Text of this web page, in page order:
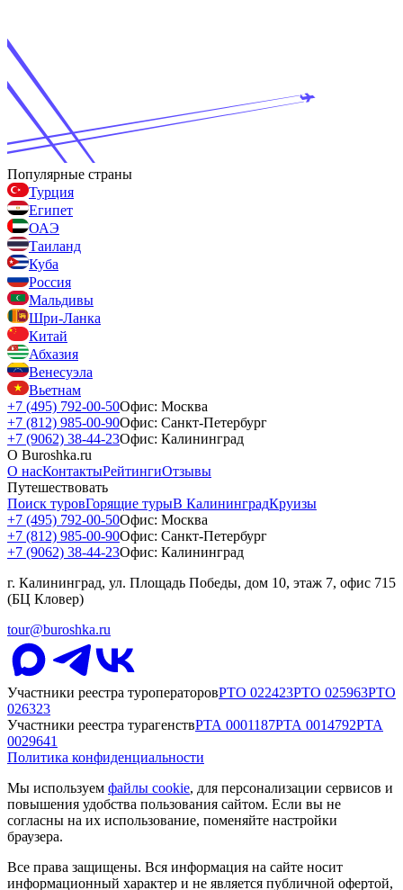
Популярные страны
Турция
Египет
ОАЭ
Таиланд
Куба
Россия
Мальдивы
Шри-Ланка
Китай
Абхазия
Венесуэла
Вьетнам
+7 (495) 792-00-50Офис: Москва
+7 (812) 985-00-90Офис: Санкт-Петербург
+7 (9062) 38-44-23Офис: Калининград
О Buroshka.ru
О насКонтактыРейтингиОтзывы
Путешествовать
Поиск туровГорящие турыВ КалининградКруизы
+7 (495) 792-00-50Офис: Москва
+7 (812) 985-00-90Офис: Санкт-Петербург
+7 (9062) 38-44-23Офис: Калининград
г. Калининград, ул. Площадь Победы, дом 10, этаж 7, офис 715
(БЦ Кловер)
tour@buroshka.ru
Участники реестра туроператоровРТО 022423РТО 025963РТО
026323
Участники реестра турагенствРТА 0001187РТА 0014792РТА
0029641
Политика конфиденциальности
Мы используем файлы cookie, для персонализации сервисов и
повышения удобства пользования сайтом. Если вы не
согласны на их использование, поменяйте настройки
браузера.
Все права защищены. Вся информация на сайте носит
информационный характер и не является публичной офертой,